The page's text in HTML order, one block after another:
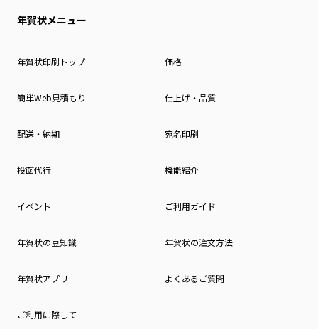
年賀状メニュー
年賀状印刷トップ 価格
簡単Web見積もり 仕上げ・品質
配送・納期 宛名印刷
投函代行 機能紹介
イベント ご利用ガイド
年賀状の豆知識 年賀状の注文方法
年賀状アプリ よくあるご質問
ご利用に際して